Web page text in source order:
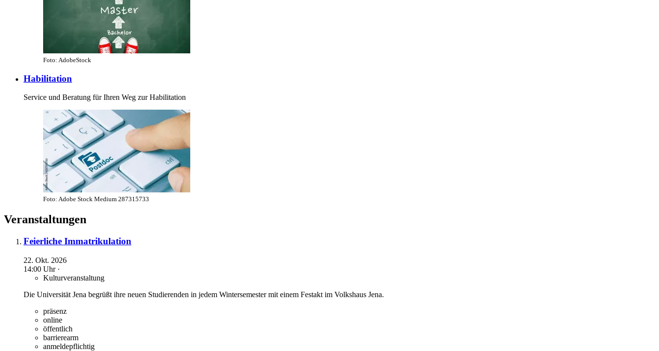
Foto: AdobeStock
Habilitation
Service und Beratung für Ihren Weg zur Habilitation
Foto: Adobe Stock Medium 287315733
Veranstaltungen
Feierliche Immatrikulation
22. Okt. 2026
14:00 Uhr ·
Kulturveranstaltung
Die Universität Jena begrüßt ihre neuen Studierenden in jedem Wintersemester mit einem Festakt​ im Volkshaus Jena.
präsenz
online
öffentlich
barrierearm
anmeldepflichtig